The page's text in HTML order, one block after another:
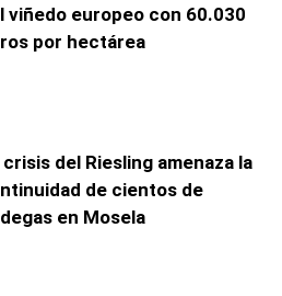
viñedo europeo con 60.030
por hectárea
crisis del Riesling amenaza la
de cientos de
en Mosela